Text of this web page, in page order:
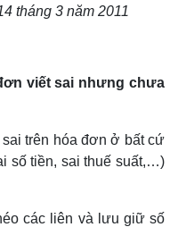
tháng 3 năm 2011
viết sai nhưng chưa
trên hóa đơn ở bất cứ
số tiền, sai thuế suất,…)
các liên và lưu giữ số